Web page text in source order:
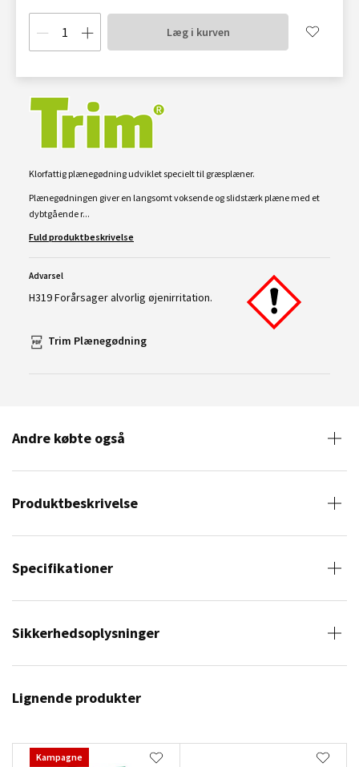
Læg i kurven
Klorfattig plænegødning udviklet specielt til græsplæner.
Plænegødningen giver en langsomt voksende og slidstærk plæne med et
dybtgående r...
Fuld produktbeskrivelse
Advarsel
H319 Forårsager alvorlig øjenirritation.
Trim Plænegødning
Andre købte også
Produktbeskrivelse
Specifikationer
Sikkerhedsoplysninger
Lignende produkter
Kampagne